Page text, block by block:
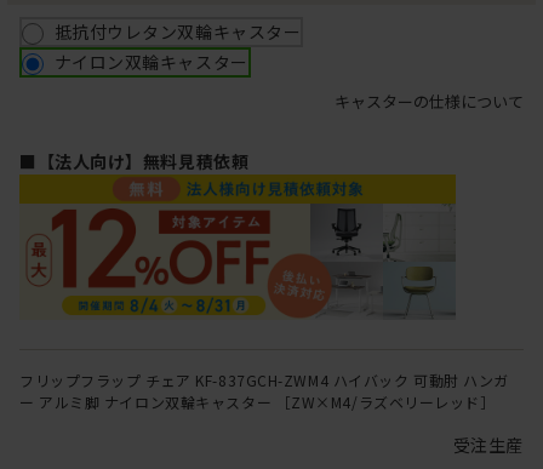
抵抗付ウレタン双輪キャスター
ナイロン双輪キャスター
キャスターの仕様について
■【法人向け】無料見積依頼
フリップフラップ チェア KF-837GCH-ZWM4 ハイバック 可動肘 ハンガ
ー アルミ脚 ナイロン双輪キャスター ［ZW×M4/ラズベリーレッド］
受注生産